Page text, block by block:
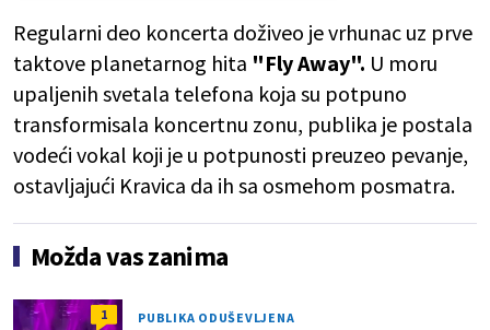
Regularni deo koncerta doživeo je vrhunac uz prve
taktove planetarnog hita "Fly Away". U moru
upaljenih svetala telefona koja su potpuno
transformisala koncertnu zonu, publika je postala
vodeći vokal koji je u potpunosti preuzeo pevanje,
ostavljajući Kravica da ih sa osmehom posmatra.
Možda vas zanima
1 PUBLIKA ODUŠEVLJENA